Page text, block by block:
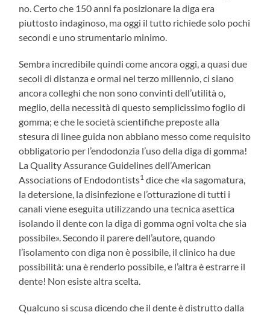
no. Certo che 150 anni fa posizionare la diga era
piuttosto indaginoso, ma oggi il tutto richiede solo pochi
secondi e uno strumentario minimo.
Sembra incredibile quindi come ancora oggi, a quasi due
secoli di distanza e ormai nel terzo millennio, ci siano
ancora colleghi che non sono convinti dell’utilità o,
meglio, della necessità di questo semplicissimo foglio di
gomma; e che le società scientifiche preposte alla
stesura di linee guida non abbiano messo come requisito
obbligatorio per l’endodonzia l’uso della diga di gomma!
La Quality Assurance Guidelines dell’American
Associations of Endodontists1 dice che «la sagomatura,
la detersione, la disinfezione e l’otturazione di tutti i
canali viene eseguita utilizzando una tecnica asettica
isolando il dente con la diga di gomma ogni volta che sia
possibile». Secondo il parere dell’autore, quando
l’isolamento con diga non è possibile, il clinico ha due
possibilità: una è renderlo possibile, e l’altra è estrarre il
dente! Non esiste altra scelta.
Qualcuno si scusa dicendo che il dente è distrutto dalla